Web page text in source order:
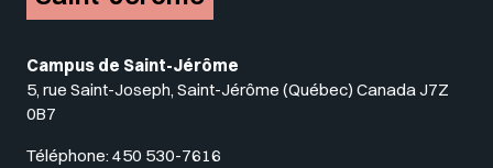
Campus de Saint-Jérôme
5, rue Saint-Joseph, Saint-Jérôme (Québec) Canada J7Z
0B7
Téléphone: 450 530-7616